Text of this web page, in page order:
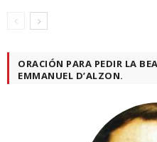
ORACIÓN PARA PEDIR LA
EMMANUEL D’ALZON.